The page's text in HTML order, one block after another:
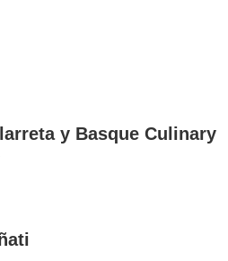
y Basque Culinary